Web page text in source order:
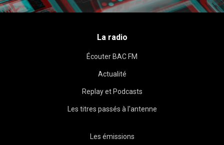
La radio
Écouter BAC FM
Actualité
Replay et Podcasts
Les titres passés à l'antenne
Les émissions